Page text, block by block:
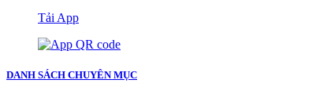
Tải App
DANH SÁCH CHUYÊN MỤC